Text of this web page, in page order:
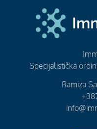
Specijalistička
Ramiza